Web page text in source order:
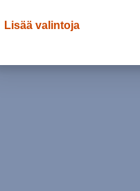
Lisää valintoja